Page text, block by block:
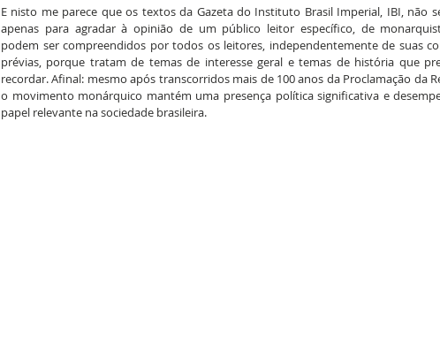
E nisto me parece que os textos da Gazeta do Instituto Brasil Imperial, IBI, não
apenas para agradar à opinião de um público leitor específico, de
podem ser compreendidos por todos os leitores, independentemente de suas
prévias, porque tratam de temas de interesse geral e temas de história que
recordar. Afinal: mesmo após transcorridos mais de 100 anos da Proclamação da
o movimento monárquico mantém uma presença política significativa e
papel relevante na sociedade brasileira.